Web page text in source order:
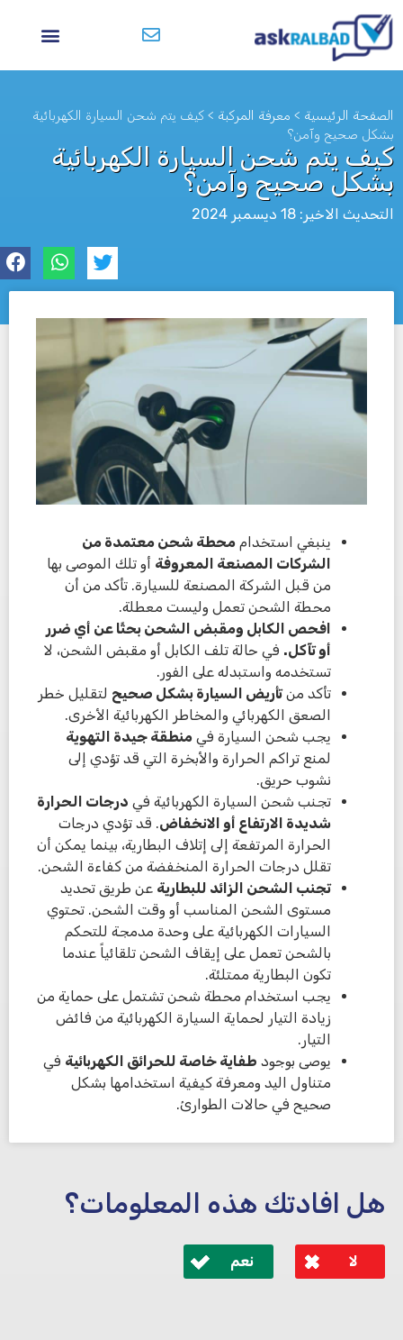
الصفحة الرئيسية > معرفة المركبة > كيف يتم شحن السيارة الكهربائية
بشكل صحيح وآمن؟
كيف يتم شحن السيارة الكهربائية
بشكل صحيح وآمن؟
التحديث الاخير: 18 ديسمبر 2024
ينبغي استخدام محطة شحن معتمدة من
الشركات المصنعة المعروفة أو تلك الموصى بها
من قبل الشركة المصنعة للسيارة. تأكد من أن
محطة الشحن تعمل وليست معطلة.
افحص الكابل ومقبض الشحن بحثًا عن أي ضرر
أو تآكل. في حالة تلف الكابل أو مقبض الشحن، لا
تستخدمه واستبدله على الفور.
تأكد منتأريض السيارة بشكل صحيح لتقليل خطر
الصعق الكهربائي والمخاطر الكهربائية الأخرى.
يجب شحن السيارة في منطقة جيدة التهوية
لمنع تراكم الحرارة والأبخرة التي قد تؤدي إلى
نشوب حريق.
تجنب شحن السيارة الكهربائية في درجات الحرارة
شديدة الارتفاع أو الانخفاض. قد تؤدي درجات
الحرارة المرتفعة إلى إتلاف البطارية، بينما يمكن أن
تقلل درجات الحرارة المنخفضة من كفاءة الشحن.
تجنب الشحن الزائد للبطارية عن طريق تحديد
مستوى الشحن المناسب أو وقت الشحن. تحتوي
السيارات الكهربائية على وحدة مدمجة للتحكم
بالشحن تعمل على إيقاف الشحن تلقائياً عندما
تكون البطارية ممتلئة.
يجب استخدام محطة شحن تشتمل على حماية من
زيادة التيار لحماية السيارة الكهربائية من فائض
التيار.
يوصى بوجود طفاية خاصة للحرائق الكهربائية في
متناول اليد ومعرفة كيفية استخدامها بشكل
صحيح في حالات الطوارئ.
هل افادتك هذه المعلومات؟
لا نعم